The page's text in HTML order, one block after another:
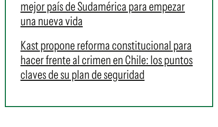
mejor país de Sudamérica para empezar
una nueva vida
Kast propone reforma constitucional para
hacer frente al crimen en Chile: los puntos
claves de su plan de seguridad